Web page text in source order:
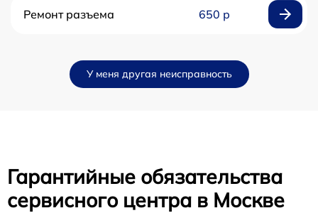
Ремонт разъема 650 р
У меня другая неисправность
Гарантийные обязательства
сервисного центра в Москве